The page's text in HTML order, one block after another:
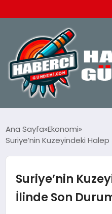
YAŞAM
SPOR
EKONOMI
Ana Sayfa Ekonomi
Suriye’nin Kuzeyindeki
Suriye’nin
İlinde Son